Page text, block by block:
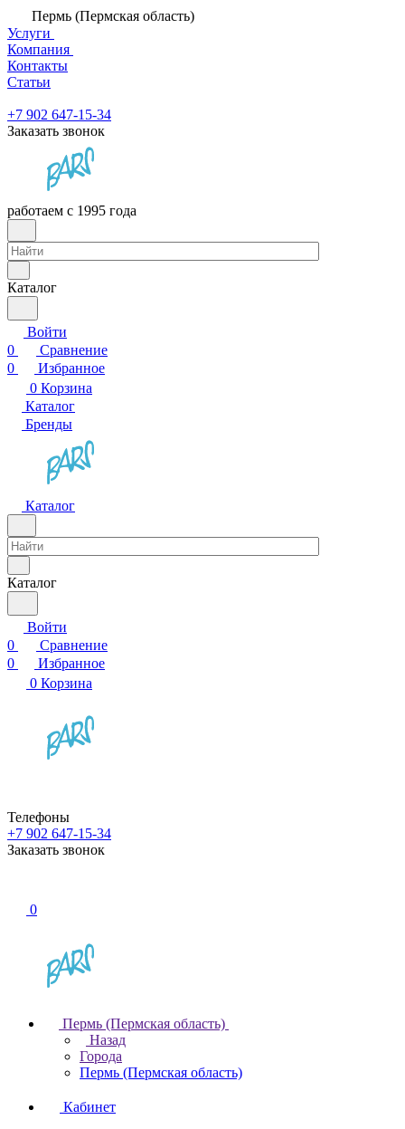
Пермь (Пермская область)
Услуги
Компания
Контакты
Статьи
+7 902 647-15-34
Заказать звонок
работаем с 1995 года
Каталог
Войти
0
Сравнение
0
Избранное
0 Корзина
Каталог
Бренды
Каталог
Каталог
Войти
0
Сравнение
0
Избранное
0 Корзина
Телефоны
+7 902 647-15-34
Заказать звонок
0
Пермь (Пермская область)
Назад
Города
Пермь (Пермская область)
Кабинет